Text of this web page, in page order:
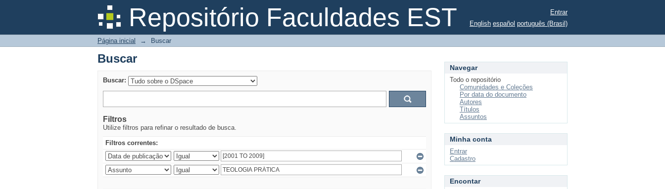
Repositório Faculdades EST
Buscar
Entrar
English español português (Brasil)
Página inicial → Buscar
Buscar
Buscar:
Filtros
Utilize filtros para refinar o resultado de busca.
Filtros correntes:
Navegar
Todo o repositório
Comunidades e Coleções
Por data do documento
Autores
Títulos
Assuntos
Minha conta
Entrar
Cadastro
Encontar